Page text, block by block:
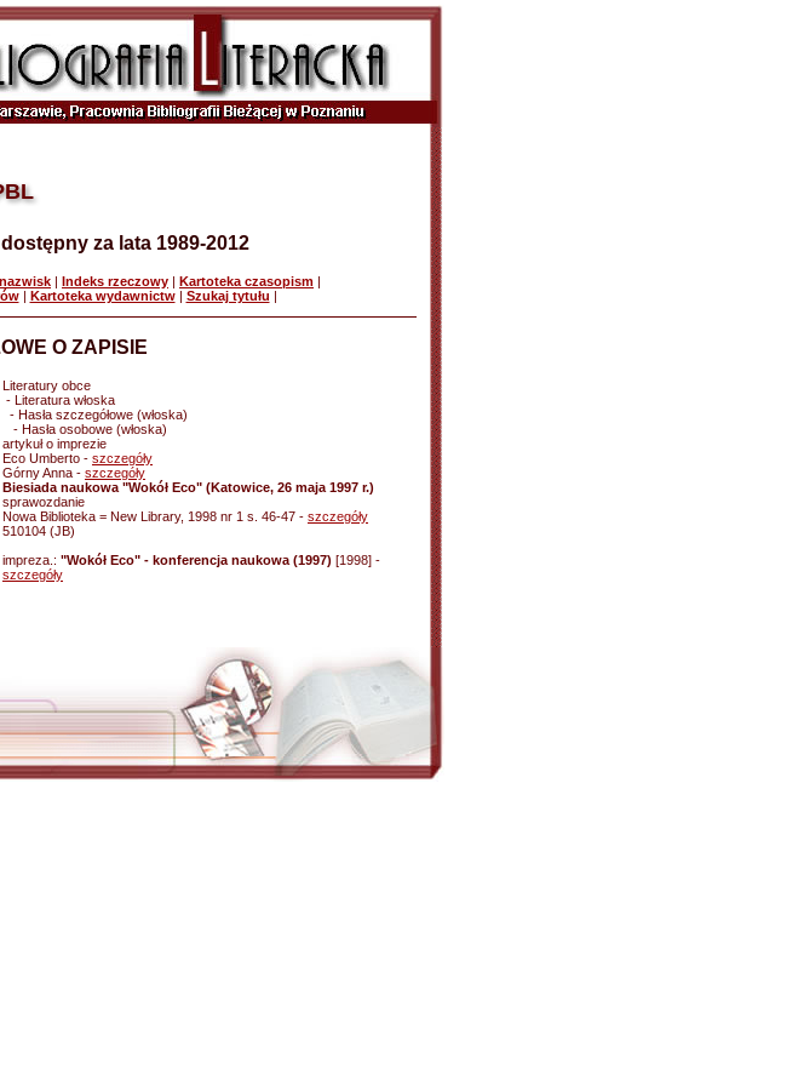
dostępny za lata 1989-2012
| Indeks rzeczowy | Kartoteka czasopism |
| Kartoteka wydawnictw| Szukaj tytułu |
O ZAPISIE
Literatury obce
- Literatura włoska
- Hasła szczegółowe (włoska)
- Hasła osobowe (włoska)
artykuł o imprezie
Eco Umberto - szczegóły
Górny Anna - szczegóły
Biesiada naukowa "Wokół Eco" (Katowice, 26 maja 1997 r.)
sprawozdanie
Nowa Biblioteka = New Library, 1998 nr 1 s. 46-47 - szczegóły
510104 (JB)
impreza.: "Wokół Eco" - konferencja naukowa (1997) [1998] -
szczegóły